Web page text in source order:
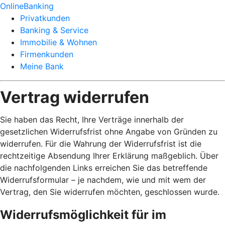
OnlineBanking
Privatkunden
Banking & Service
Immobilie & Wohnen
Firmenkunden
Meine Bank
Vertrag widerrufen
Sie haben das Recht, Ihre Verträge innerhalb der
gesetzlichen Widerrufsfrist ohne Angabe von Gründen zu
widerrufen. Für die Wahrung der Widerrufsfrist ist die
rechtzeitige Absendung Ihrer Erklärung maßgeblich. Über
die nachfolgenden Links erreichen Sie das betreffende
Widerrufsformular – je nachdem, wie und mit wem der
Vertrag, den Sie widerrufen möchten, geschlossen wurde.
Widerrufsmöglichkeit für im